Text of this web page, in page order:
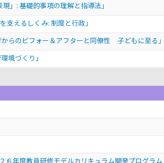
」: 基礎的事項の理解と指導法」
支えるしくみ: 制度と行政」
らのビフォー＆アフターと同僚性 子どもに至る」
境づくり」
年度教員研修モデルカリキュラム開発プログラム